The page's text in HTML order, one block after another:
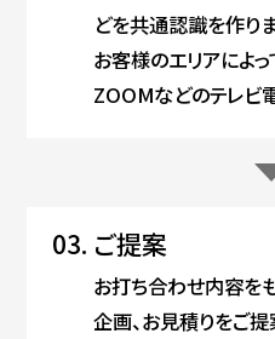
どを共通認識を作りま
お客様のエリアによ
ZOOMなどのテレビ
03. ご提案
お打ち合わせ内容を
企画、お見積りをご提